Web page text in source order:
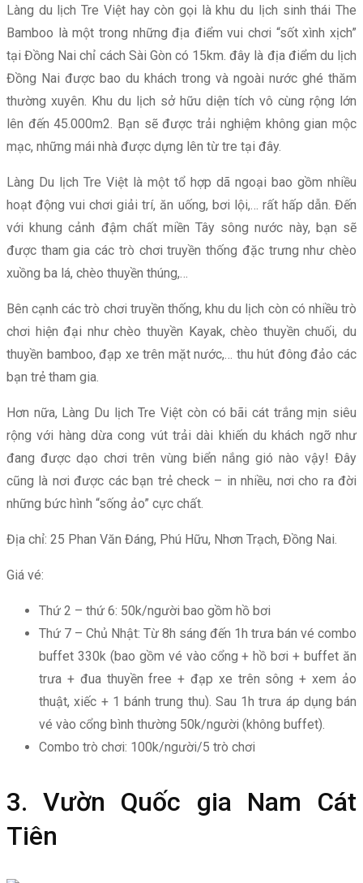
Làng du lịch Tre Việt hay còn gọi là khu du lịch sinh thái The
Bamboo là một trong những địa điểm vui chơi “sốt xình xịch”
tại Đồng Nai chỉ cách Sài Gòn có 15km. đây là địa điểm du lịch
Đồng Nai được bao du khách trong và ngoài nước ghé thăm
thường xuyên. Khu du lịch sở hữu diện tích vô cùng rộng lớn
lên đến 45.000m2. Bạn sẽ được trải nghiệm không gian mộc
mạc, những mái nhà được dựng lên từ tre tại đây.
Làng Du lịch Tre Việt là một tổ hợp dã ngoại bao gồm nhiều
hoạt động vui chơi giải trí, ăn uống, bơi lội,… rất hấp dẫn. Đến
với khung cảnh đậm chất miền Tây sông nước này, bạn sẽ
được tham gia các trò chơi truyền thống đặc trưng như chèo
xuồng ba lá, chèo thuyền thúng,…
Bên cạnh các trò chơi truyền thống, khu du lịch còn có nhiều trò
chơi hiện đại như chèo thuyền Kayak, chèo thuyền chuối, du
thuyền bamboo, đạp xe trên mặt nước,… thu hút đông đảo các
bạn trẻ tham gia.
Hơn nữa, Làng Du lịch Tre Việt còn có bãi cát trắng mịn siêu
rộng với hàng dừa cong vút trải dài khiến du khách ngỡ như
đang được dạo chơi trên vùng biển nắng gió nào vậy! Đây
cũng là nơi được các bạn trẻ check – in nhiều, nơi cho ra đời
những bức hình “sống ảo” cực chất.
Địa chỉ: 25 Phan Văn Đáng, Phú Hữu, Nhơn Trạch, Đồng Nai.
Giá vé:
Thứ 2 – thứ 6: 50k/người bao gồm hồ bơi
Thứ 7 – Chủ Nhật: Từ 8h sáng đến 1h trưa bán vé combo
buffet 330k (bao gồm vé vào cổng + hồ bơi + buffet ăn
trưa + đua thuyền free + đạp xe trên sông + xem ảo
thuật, xiếc + 1 bánh trung thu). Sau 1h trưa áp dụng bán
vé vào cổng bình thường 50k/người (không buffet).
Combo trò chơi: 100k/người/5 trò chơi
3. Vườn Quốc gia Nam Cát
Tiên